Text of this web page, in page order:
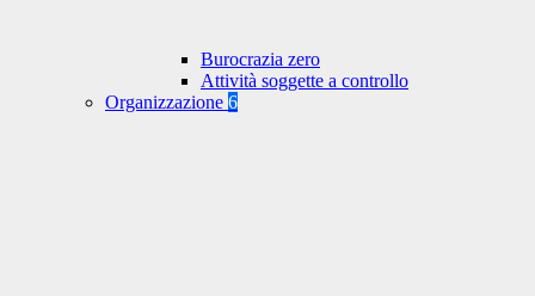
Burocrazia zero
Attività soggette a controllo
Organizzazione 6